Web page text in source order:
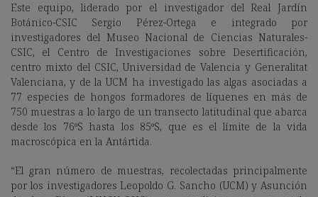
Este equipo, liderado por el investigador del Real Jardín
Botánico-CSIC Sergio Pérez-Ortega e integrado por
investigadores del Museo Nacional de Ciencias Naturales-
CSIC, el Centro de Investigaciones sobre Desertificación,
centro mixto del CSIC, Universidad de Valencia y Generalitat
Valenciana, y de la UCM ha investigado las algas asociadas a
77 especies de hongos formadores de líquenes en más de
750 muestras a lo largo de un transecto latitudinal que abarca
desde los 76ºS hasta los 85ºS, que es el límite de la vida
macroscópica en la Antártida.
“El gran número de muestras, recolectadas principalmente
por los investigadores Leopoldo G. Sancho (UCM) y Asunción